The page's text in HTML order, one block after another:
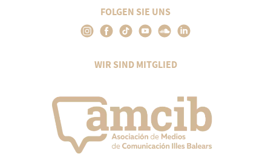
FOLGEN SIE UNS
WIR SIND MITGLIED